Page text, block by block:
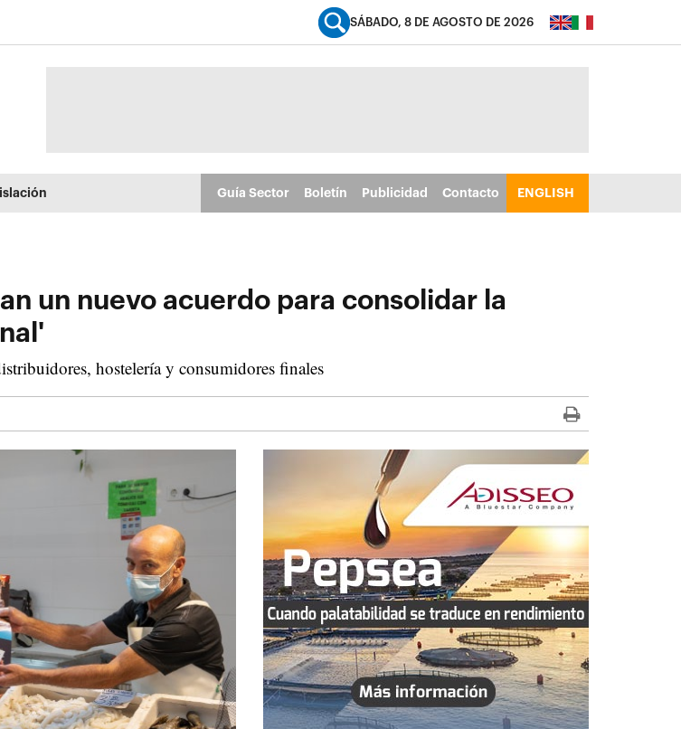
SÁBADO, 8 DE AGOSTO DE 2026
Guía Sector Boletín Publicidad Contacto ENGLISH
un nuevo acuerdo para consolidar la
hostelería y consumidores finales